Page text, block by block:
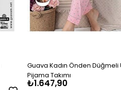
Guava Kadın Önden Düğmeli
Pijama Takımı
₺1.647,90